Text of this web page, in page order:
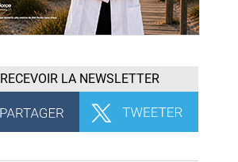
RECEVOIR LA NEWSLETTER